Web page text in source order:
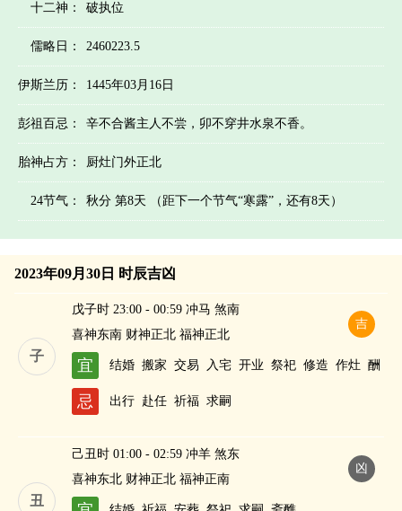
十二神： 破执位
儒略日： 2460223.5
伊斯兰历： 1445年03月16日
彭祖百忌： 辛不合酱主人不尝，卯不穿井水泉不香。
胎神占方： 厨灶门外正北
24节气： 秋分 第8天 （距下一个节气“寒露”，还有8天）
2023年09月30日 时辰吉凶
子
吉
戊子时 23:00 - 00:59 冲马 煞南
喜神东南 财神正北 福神正北
宜 结婚 搬家 交易 入宅 开业 祭祀 修造 作灶 酬
神
斋醮
忌 出行 赴任 祈福 求嗣
丑
凶
己丑时 01:00 - 02:59 冲羊 煞东
喜神东北 财神正北 福神正南